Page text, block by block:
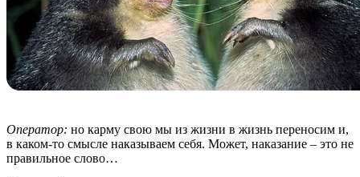
Оператор: но карму свою мы из жизни в жизнь переносим и,
в каком-то смысле наказываем себя. Может, наказание – это не
правильное слово…